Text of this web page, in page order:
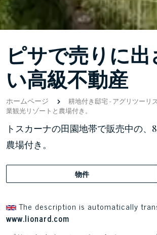
ピサで売りに
い高級不動産
ホームページ 耕地付き邸宅-アグリツーリ
業観光リゾートと農場付き。
トスカーナの田園地帯で販売中の
農場付き。
物件
The description is automatically
www.lionard.com